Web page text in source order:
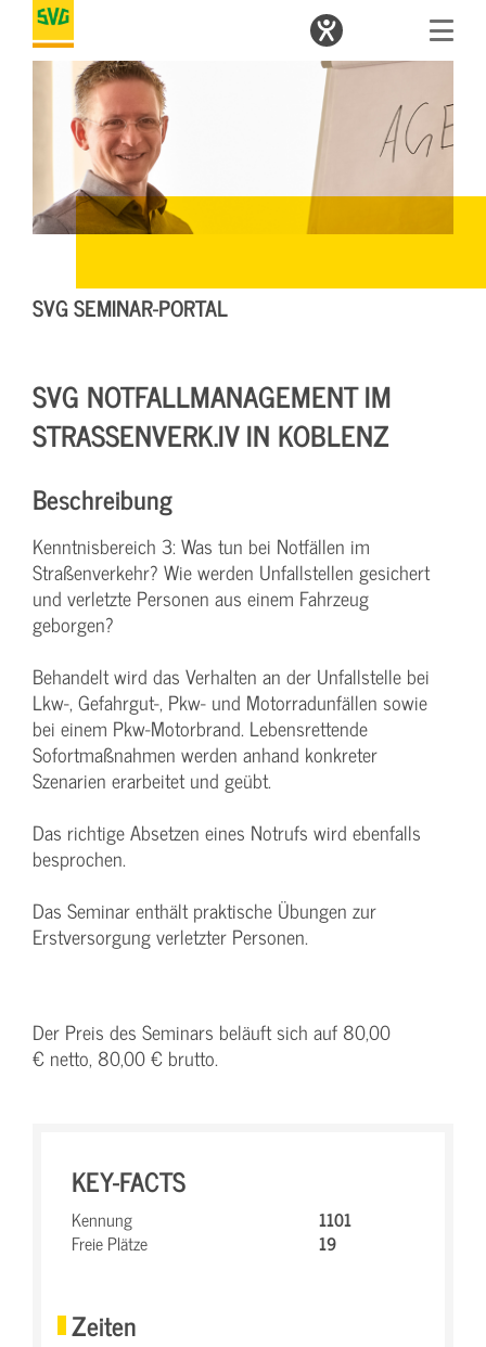
SVG SEMINAR-PORTAL
SVG NOTFALLMANAGEMENT IM
STRASSENVERK.IV IN KOBLENZ
Beschreibung
Kenntnisbereich 3: Was tun bei Notfällen im
Straßenverkehr? Wie werden Unfallstellen gesichert
und verletzte Personen aus einem Fahrzeug
geborgen?
Behandelt wird das Verhalten an der Unfallstelle bei
Lkw-, Gefahrgut-, Pkw- und Motorradunfällen sowie
bei einem Pkw-Motorbrand. Lebensrettende
Sofortmaßnahmen werden anhand konkreter
Szenarien erarbeitet und geübt.
Das richtige Absetzen eines Notrufs wird ebenfalls
besprochen.
Das Seminar enthält praktische Übungen zur
Erstversorgung verletzter Personen.
Der Preis des Seminars beläuft sich auf 80,00
€ netto, 80,00 € brutto.
KEY-FACTS
Kennung
1101
Freie Plätze
19
Zeiten